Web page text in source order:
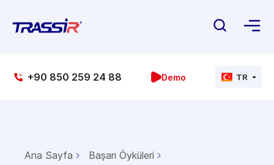
+90 850 259 24 88 Demo TR
Ana Sayfa
Başarı Öyküleri